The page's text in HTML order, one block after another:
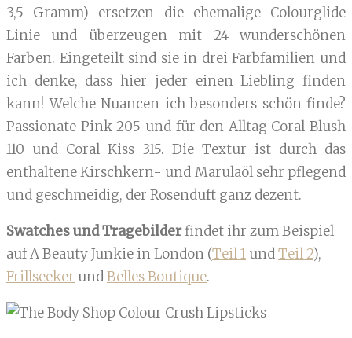
3,5 Gramm) ersetzen die ehemalige Colourglide
Linie und überzeugen mit 24 wunderschönen
Farben. Eingeteilt sind sie in drei Farbfamilien und
ich denke, dass hier jeder einen Liebling finden
kann! Welche Nuancen ich besonders schön finde?
Passionate Pink 205 und für den Alltag Coral Blush
110 und Coral Kiss 315. Die Textur ist durch das
enthaltene Kirschkern- und Marulaöl sehr pflegend
und geschmeidig, der Rosenduft ganz dezent.
Swatches und Tragebilderfindet ihr zum Beispiel
auf A Beauty Junkie in London (Teil 1 undTeil 2),
Frillseeker undBelles Boutique.